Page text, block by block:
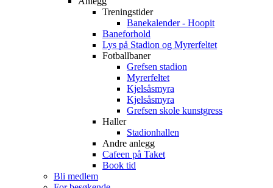
Treningstider
Banekalender - Hoopit
Baneforhold
Lys på Stadion og Myrerfeltet
Fotballbaner
Grefsen stadion
Myrerfeltet
Kjelsåsmyra
Kjelsåsmyra
Grefsen skole kunstgress
Haller
Stadionhallen
Andre anlegg
Cafeen på Taket
Book tid
Bli medlem